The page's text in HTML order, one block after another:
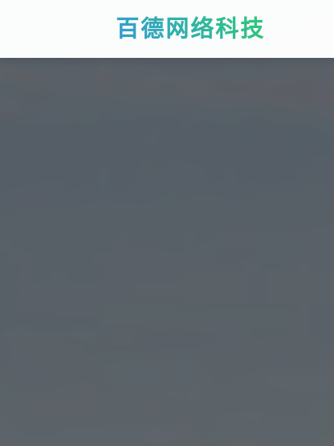
百德网络科技